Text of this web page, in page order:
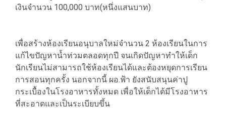
เงินจำนวน 100,000 บาท(หนึ่งแสนบาท)
เพื่อสร้างห้องเรียนอนุบาลใหม่จำนวน 2 ห้องเรียนในการ
แก้ไขปัญหาน้ำท่วมตลอดทุกปี จนเกิดปัญหาทำให้เด็ก
นักเรียนไม่สามารถใช้ห้องเรียนได้และต้องหยุดการเรียน
การสอนทุกครั้ง นอกจากนี้ ผอ.ฟ้า ยังสนับสนุนค่าปู
กระเบื้องในโรงอาหารทั้งหมด เพื่อให้เด็กได้มีโรงอาหาร
ที่สะอาดและเป็นระเบียบขึ้น